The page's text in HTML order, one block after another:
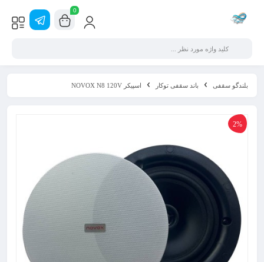
0
بلندگو سقفی باند سقفی توکار اسپیکر NOVOX N8 120V
2%